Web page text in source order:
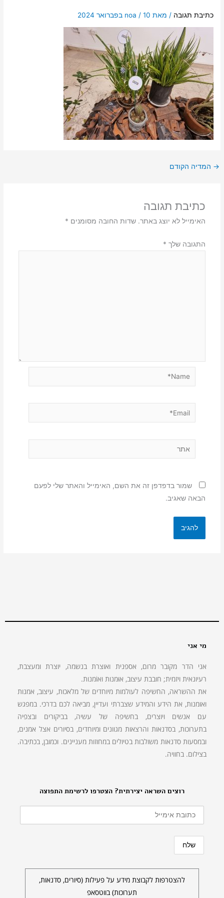
כתיבת תגובה / מאת noa / 10 בפברואר 2024
→ המדיה הקודם
כתיבת תגובה
האימייל לא יוצג באתר. שדות החובה מסומנים *
התגובה שלך *
Email*
שמור בדפדפן זה את השם, האימייל והאתר שלי לפעם
הבאה שאגיב.
רוצים השראה יצירתית? הצטרפו לרשימת התפוצה
להצטרפות לקבוצת מידע על פעילות (סיורים, סדנאות,
תערוכות) בווטסאפ
מי אני
אני הדר מקובר מרום, אספנית ואוצרת בנשמה, יוצרת ומעצבת,
רעיונאית ויזמית; חובבת עיצוב, אוּמנות ואוֹמנות.
את ההשראה, החשיפה לעולמות מיוחדים של מלאכות, עיצוב, אמנות
ואומנות, את הידע והמידע שצברתי ועדיין, מביאה לכם בדרכי. במפגש
עם אנשים ויוצרים, בחשיפה של עשיה, בביקורים ובצפיה
בתערוכות, בסדנאות והרצאות מגוונים ומיוחדים, בסיורים אצל אמנים,
ובמסעות סדנאות משולבות בטיולים במחוזות מעניינים. וכמובן, בכתיבה.
בצילום. בחוויה.